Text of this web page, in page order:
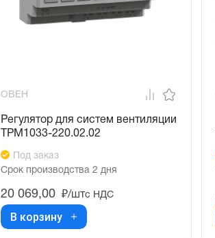
ОВЕН
Регулятор для систем вентиляции
ТРМ1033-220.02.02
Под заказ
Срок производства 2 дня
20 069,00 ₽/штс НДС
В корзину